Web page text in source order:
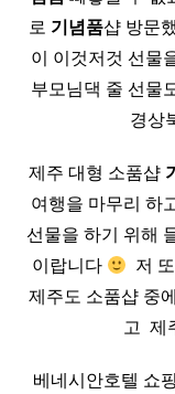
로 기념품샵 방문
이 이것저것 선물
부모님댁 줄 선물
경상
제주 대형 소품샵
여행을 마무리 하
선물을 하기 위해
이랍니다
저
제주도 소품샵 중
고 ​ 제
베네시안호텔 쇼